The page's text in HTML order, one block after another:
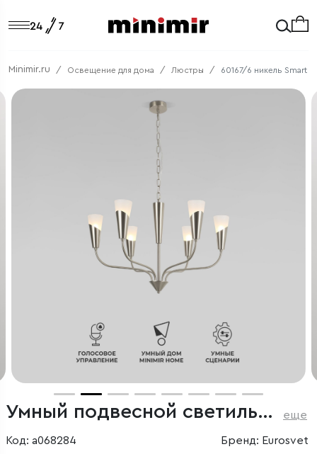
Minimir.ru Освещение для дома Люстры 60167/6 никель Smart
Умный подвесной светильник Rhyton 60167/6 никель еще
Код: a068284 Бренд: Eurosvet